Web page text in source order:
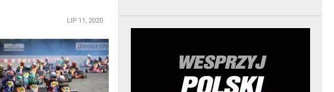
LIP 11, 2020
READ MORE